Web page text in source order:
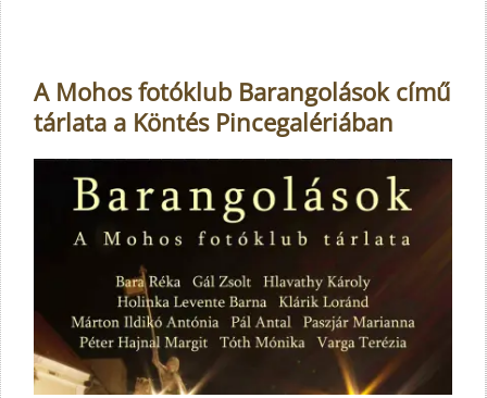
A Mohos fotóklub Barangolások című
tárlata a Köntés Pincegalériában